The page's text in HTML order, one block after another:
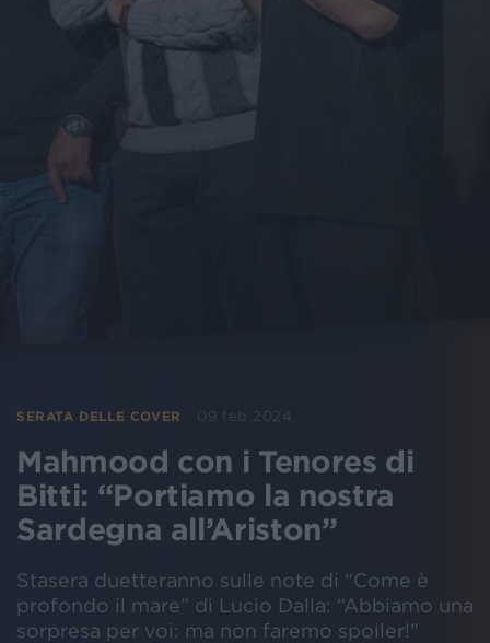
SERATA DELLE COVER 09 feb 2024
Mahmood con i Tenores di
Bitti: “Portiamo la nostra
Sardegna all’Ariston”
Stasera duetteranno sulle note di “Come è
profondo il mare” di Lucio Dalla: “Abbiamo una
sorpresa per voi: ma non faremo spoiler!”